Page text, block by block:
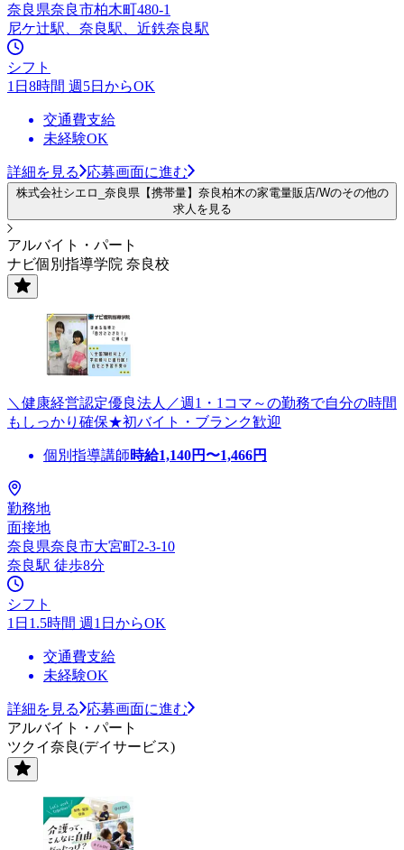
奈良県奈良市柏木町480-1
尼ケ辻駅、奈良駅、近鉄奈良駅
シフト
1日8時間 週5日からOK
交通費支給
未経験OK
詳細を見る 応募画面に進む
株式会社シエロ_奈良県【携帯量】奈良柏木の家電量販店/Wのその他の
求人を見る
アルバイト・パート
ナビ個別指導学院 奈良校
＼健康経営認定優良法人／週1・1コマ～の勤務で自分の時間
もしっかり確保★初バイト・ブランク歓迎
個別指導講師時給1,140円〜1,466円
勤務地
面接地
奈良県奈良市大宮町2-3-10
奈良駅 徒歩8分
シフト
1日1.5時間 週1日からOK
交通費支給
未経験OK
詳細を見る
応募画面に進む
アルバイト・パート
ツクイ奈良(デイサービス)